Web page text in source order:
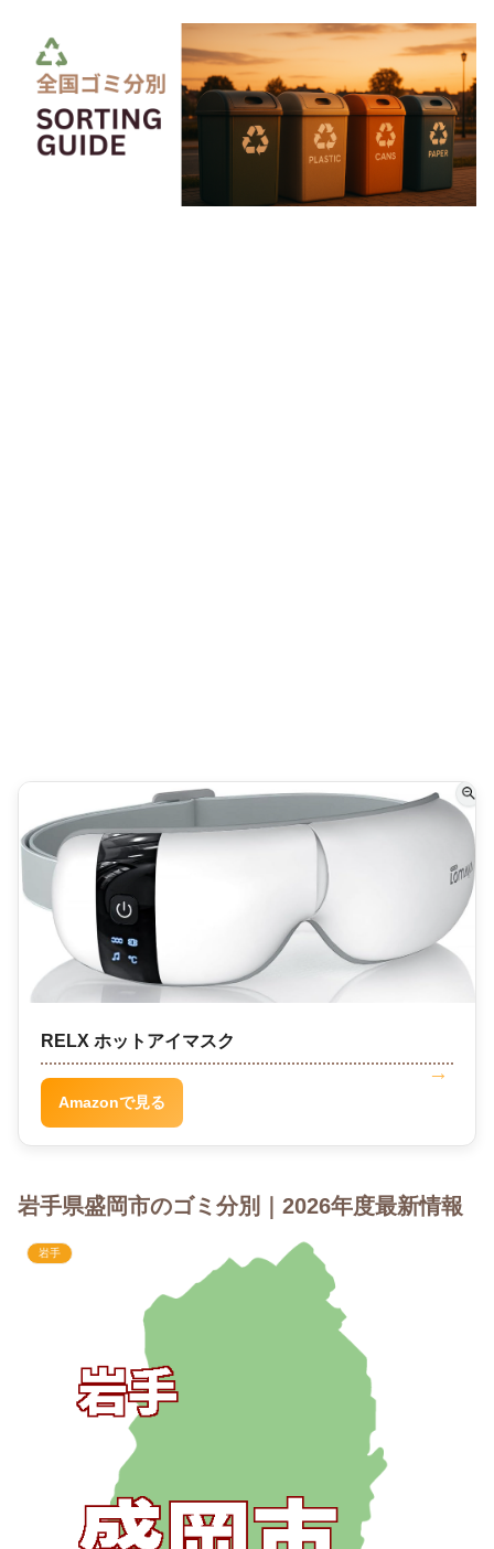
RELX ホットアイマスク
Amazonで見る
岩手県盛岡市のゴミ分別｜2026年度最新情報
岩手